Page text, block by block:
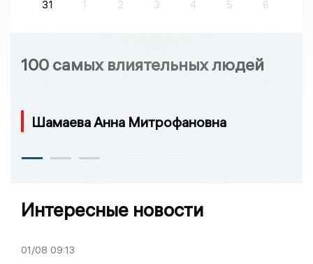
31 1 2 3 4 5 6
100 самых влиятельных людей
Шамаева Анна Митрофановна
Интересные новости
01/08 09:13